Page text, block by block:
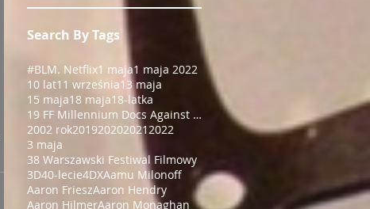
Search By Tags
#BLM. Netflix1 maja1 maja 2022
10 lat11 września13 maja
15 maja18 maja18-latka
19 FF Millennium Docs Against Gravity!
2002 rok201920202021 2022
3 maja
38 Warszawski Festiwal Filmowy
3D40-lecie4DXAamu Milonoff
Aaron FrieszAaron Hendry
Aaron HilmerAaron Monaghan